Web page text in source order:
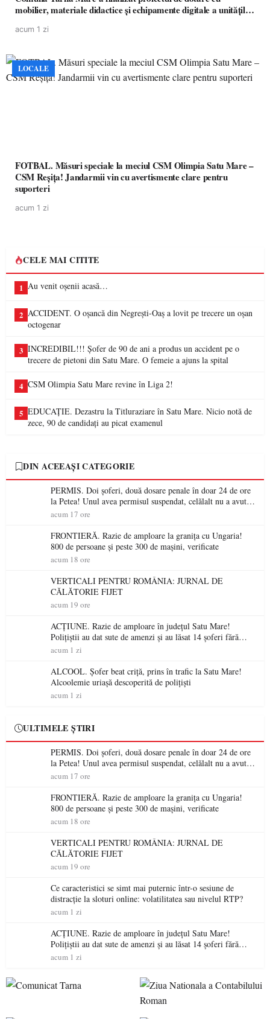
mobilier, materiale didactice și echipamente digitale a unităților
acum 1 zi
LOCALE
FOTBAL. Măsuri speciale la meciul CSM Olimpia Satu Mare –
CSM Reșița! Jandarmii vin cu avertismente clare pentru
suporteri
acum 1 zi
CELE MAI CITITE
1 Au venit oșenii acasă…
2 ACCIDENT. O oșancă din Negrești-Oaș a lovit pe trecere un oșan
octogenar
3 INCREDIBIL!!! Șofer de 90 de ani a produs un accident pe o
trecere de pietoni din Satu Mare. O femeie a ajuns la spital
4 CSM Olimpia Satu Mare revine în Liga 2!
5 EDUCAȚIE. Dezastru la Titluraziare în Satu Mare. Nicio notă de
zece, 90 de candidați au picat examenul
DIN ACEEAȘI CATEGORIE
PERMIS. Doi șoferi, două dosare penale în doar 24 de ore
la Petea! Unul avea permisul suspendat, celălalt nu a avut
niciodată permis
acum 17 ore
FRONTIERĂ. Razie de amploare la granița cu Ungaria!
800 de persoane și peste 300 de mașini, verificate
acum 18 ore
VERTICALI PENTRU ROMÂNIA: JURNAL DE
CĂLĂTORIE FIJET
acum 19 ore
ACȚIUNE. Razie de amploare în județul Satu Mare!
Polițiștii au dat sute de amenzi și au lăsat 14 șoferi fără
permis într-o singură zi
acum 1 zi
ALCOOL. Șofer beat criță, prins în trafic la Satu Mare!
Alcoolemie uriașă descoperită de polițiști
acum 1 zi
ULTIMELE ȘTIRI
PERMIS. Doi șoferi, două dosare penale în doar 24 de ore
la Petea! Unul avea permisul suspendat, celălalt nu a avut
niciodată permis
acum 17 ore
FRONTIERĂ. Razie de amploare la granița cu Ungaria!
800 de persoane și peste 300 de mașini, verificate
acum 18 ore
VERTICALI PENTRU ROMÂNIA: JURNAL DE
CĂLĂTORIE FIJET
acum 19 ore
Ce caracteristici se simt mai puternic într-o sesiune de
distracție la sloturi online: volatilitatea sau nivelul RTP?
acum 1 zi
ACȚIUNE. Razie de amploare în județul Satu Mare!
Polițiștii au dat sute de amenzi și au lăsat 14 șoferi fără
permis într-o singură zi
acum 1 zi